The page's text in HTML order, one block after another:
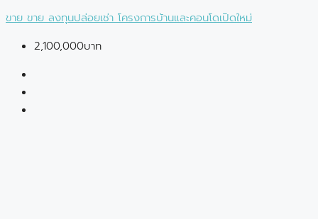
ขาย ขาย ลงทุนปล่อยเช่า โครงการบ้านและคอนโดเปิดใหม่
2,100,000บาท